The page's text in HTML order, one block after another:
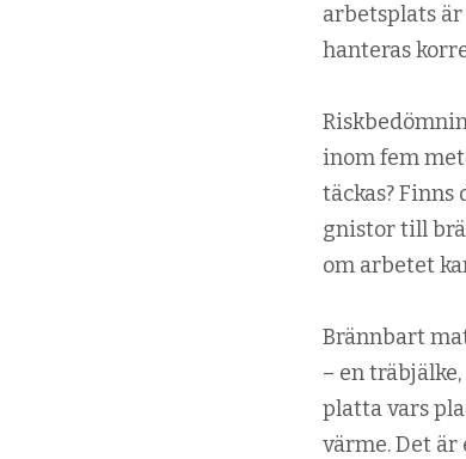
arbetsplats
hanteras
inom fem
täckas?
gnistor till
om arbetet
Brännbart
– en
platta vars
värme. Det